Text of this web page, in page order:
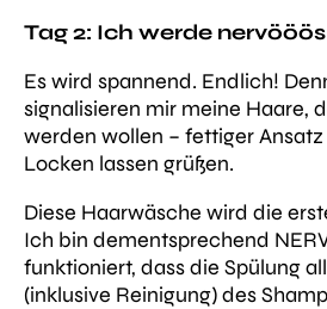
Tag 2: Ich werde nervööös
Es wird spannend. Endlich!
signalisieren mir meine Haare,
werden wollen – fettiger
Locken lassen grüßen.
Diese Haarwäsche wird die
Ich bin dementsprechend
funktioniert, dass die Spülung
(inklusive Reinigung) des